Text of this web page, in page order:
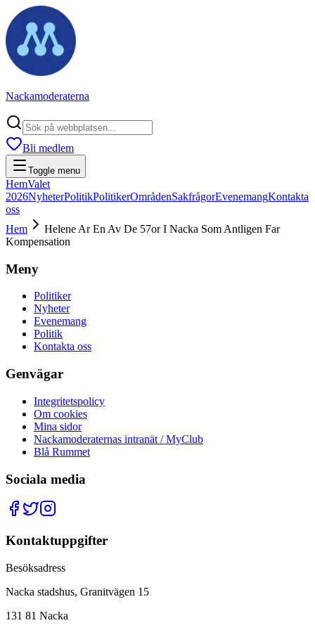
Nackamoderaterna
Bli medlem
Toggle menu
HemValet
2026NyheterPolitikPolitikerOmrådenSakfrågorEvenemangKontakta
oss
Hem
Helene Ar En Av De 57or I Nacka Som Antligen Far
Kompensation
Meny
Politiker
Nyheter
Evenemang
Politik
Kontakta oss
Genvägar
Integritetspolicy
Om cookies
Mina sidor
Nackamoderaternas intranät / MyClub
Blå Rummet
Sociala media
Kontaktuppgifter
Besöksadress
Nacka stadshus, Granitvägen 15
131 81 Nacka